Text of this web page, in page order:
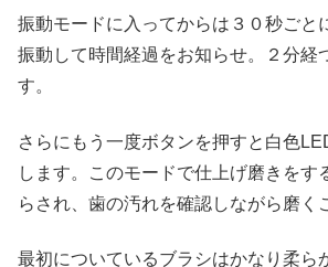
振動モードに入ってからは３０秒ごと
振動して時間経過をお知らせ。２分経
す。
さらにもう一度ボタンを押すと白色
します。このモードで仕上げ磨きをす
らされ、歯の汚れを確認しながら磨く
最初についているブラシはかなり柔ら